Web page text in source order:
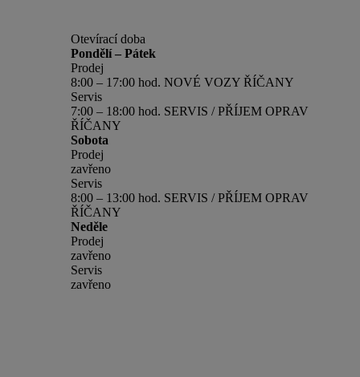
Otevírací doba
Pondělí – Pátek
Prodej
8:00 – 17:00 hod. NOVÉ VOZY ŘÍČANY
Servis
7:00 – 18:00 hod. SERVIS / PŘÍJEM OPRAV
ŘÍČANY
Sobota
Prodej
zavřeno
Servis
8:00 – 13:00 hod. SERVIS / PŘÍJEM OPRAV
ŘÍČANY
Neděle
Prodej
zavřeno
Servis
zavřeno